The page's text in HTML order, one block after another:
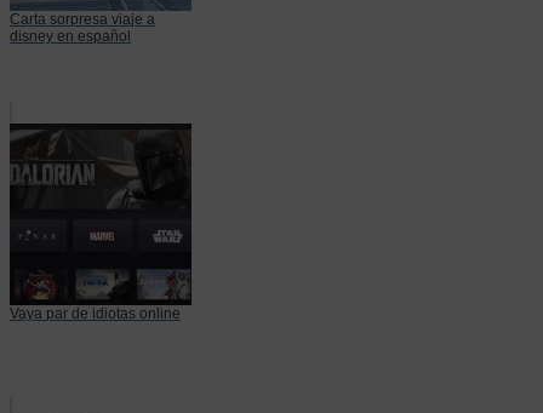
Carta sorpresa viaje a
disney en español
Vaya par de idiotas online